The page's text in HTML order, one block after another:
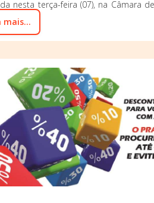
nesta terça-feira (07), na Câmara
mais...